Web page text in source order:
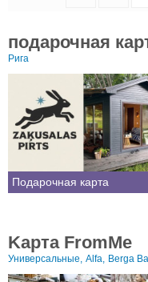
подарочная
Рига
Подарочная карта
Kарта FromMe
Универсальные, Alfa, Berga